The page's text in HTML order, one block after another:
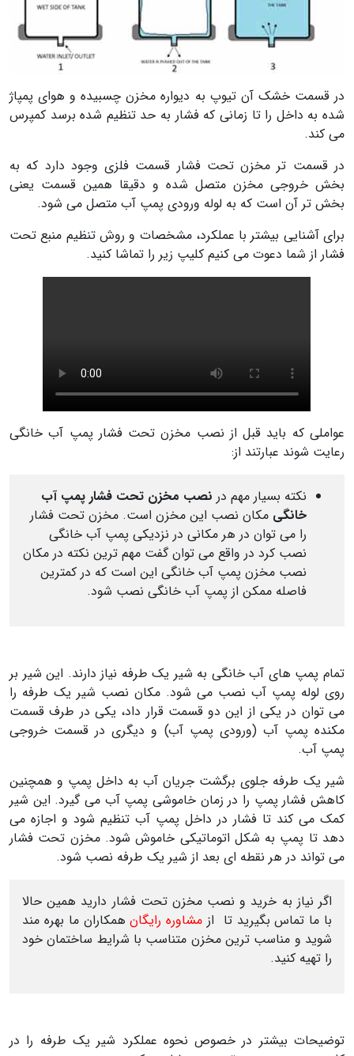
در قسمت خشک آن تیوپ به دیواره مخزن چسبیده و هوای پمپاژ
شده به داخل را تا زمانی که فشار به حد تنظیم شده برسد کمپرس
می کند.
در قسمت تر مخزن تحت فشار قسمت فلزی وجود دارد که به
بخش خروجی مخزن متصل شده و دقیقا همین قسمت یعنی
بخش تر آن است که به لوله ورودی پمپ آب متصل می شود.
برای آشنایی بیشتر با عملکرد، مشخصات و روش تنظیم منبع تحت
فشار از شما دعوت می کنیم کلیپ زیر را تماشا کنید.
عواملی که باید قبل از نصب مخزن تحت فشار پمپ آب خانگی
رعایت شوند عبارتند از:
نکته بسیار مهم در نصب مخزن تحت فشار پمپ آب
خانگیمکان نصب این مخزن است. مخزن تحت فشار
را می توان در هر مکانی در نزدیکی پمپ آب خانگی
نصب کرد در واقع می توان گفت مهم ترین نکته در مکان
نصب مخزن پمپ آب خانگی این است که در کمترین
فاصله ممکن از پمپ آب خانگی نصب شود.
تمام پمپ های آب خانگی به شیر یک طرفه نیاز دارند. این شیر بر
روی لوله پمپ آب نصب می شود. مکان نصب شیر یک طرفه را
می توان در یکی از این دو قسمت قرار داد، یکی در طرف قسمت
مکنده پمپ آب (ورودی پمپ آب) و دیگری در قسمت خروجی
پمپ آب.
شیر یک طرفه جلوی برگشت جریان آب به داخل پمپ و همچنین
کاهش فشار پمپ را در زمان خاموشی پمپ آب می گیرد. این شیر
کمک می کند تا فشار در داخل پمپ آب تنظیم شود و اجازه می
دهد تا پمپ به شکل اتوماتیکی خاموش شود. مخزن تحت فشار
می تواند در هر نقطه ای بعد از شیر یک طرفه نصب شود.
اگر نیاز به خرید و نصب مخزن تحت فشار دارید همین حالا
با ما تماس بگیرید تا از مشاوره رایگانهمکاران ما بهره مند
شوید و مناسب ترین مخزن متناسب با شرایط ساختمان خود
را تهیه کنید.
توضیحات بیشتر در خصوص نحوه عملکرد شیر یک طرفه را در